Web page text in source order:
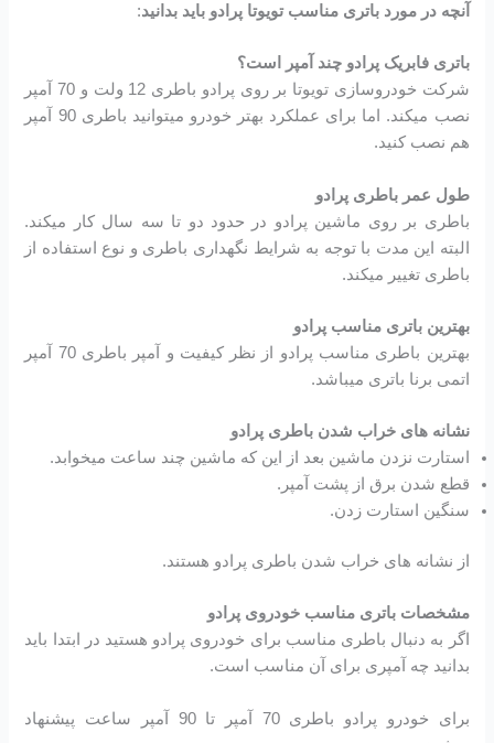
آنچه در مورد باتری مناسب تویوتا پرادو باید بدانید:
باتری فابریک پرادو چند آمپر است؟
شرکت خودروسازی تویوتا بر روی پرادو باطری 12 ولت و 70 آمپر
نصب میکند. اما برای عملکرد بهتر خودرو میتوانید باطری 90 آمپر
هم نصب کنید.
طول عمر باطری پرادو
باطری بر روی ماشین پرادو در حدود دو تا سه سال کار میکند.
البته این مدت با توجه به شرایط نگهداری باطری و نوع استفاده از
باطری تغییر میکند.
بهترین باتری مناسب پرادو
بهترین باطری مناسب پرادو از نظر کیفیت و آمپر باطری 70 آمپر
اتمی برنا باتری میباشد.
نشانه های خراب شدن باطری پرادو
استارت نزدن ماشین بعد از این که ماشین چند ساعت میخوابد.
قطع شدن برق از پشت آمپر.
سنگین استارت زدن.
از نشانه های خراب شدن باطری پرادو هستند.
مشخصات باتری مناسب خودروی پرادو
اگر به دنبال باطری مناسب برای خودروی پرادو هستید در ابتدا باید
بدانید چه آمپری برای آن مناسب است.
برای خودرو پرادو باطری 70 آمپر تا 90 آمپر ساعت پیشنهاد